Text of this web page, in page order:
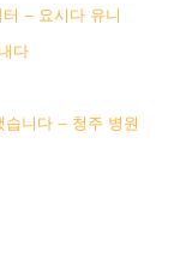
– 요시다 유니
다
니다 – 청주 병원